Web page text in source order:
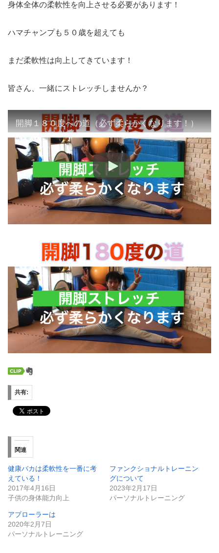
身体全体の柔軟性を向上させる必要があります！
ハマチャンプも５０歳を超えても
まだ柔軟性は向上してきています！
皆さん、一緒にストレッチしませんか？
開脚１８０度への道（必ず柔らかくなります！）
共有:
関連
健康バカは柔軟性を一番に考
えている！
2017年4月16日
子供の身体能力向上
ファンクショナルトレーニン
グについて
2023年2月17日
パーソナルトレーニング
アブローラーは
2020年2月7日
パーソナルトレーニング